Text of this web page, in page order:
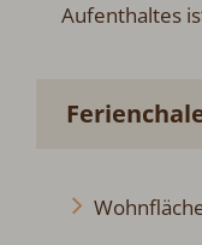
verantwortlich.